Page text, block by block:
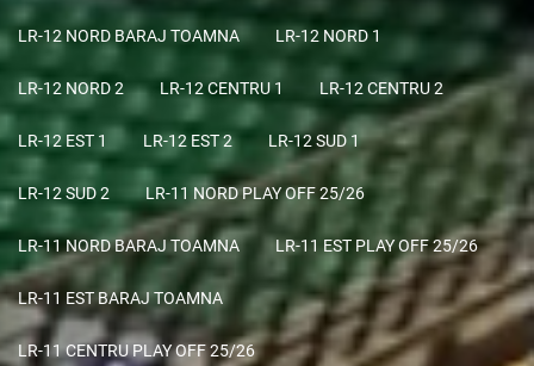
LR-12 NORD BARAJ TOAMNA LR-12 NORD 1
LR-12 NORD 2 LR-12 CENTRU 1 LR-12 CENTRU 2
LR-12 EST 1 LR-12 EST 2 LR-12 SUD 1
LR-12 SUD 2 LR-11 NORD PLAY OFF 25/26
LR-11 NORD BARAJ TOAMNA LR-11 EST PLAY OFF 25/26
LR-11 EST BARAJ TOAMNA
LR-11 CENTRU PLAY OFF 25/26